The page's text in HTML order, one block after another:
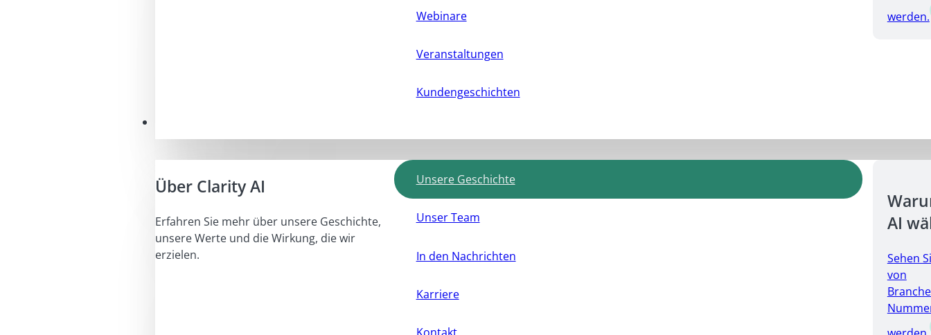
Webinare
Veranstaltungen
Kundengeschichten
werden.
Über Clarity AI
Erfahren Sie mehr über unsere Geschichte,
unsere Werte und die Wirkung, die wir
erzielen.
Unsere Geschichte
Unser Team
In den Nachrichten
Karriere
AI
Sehen
von